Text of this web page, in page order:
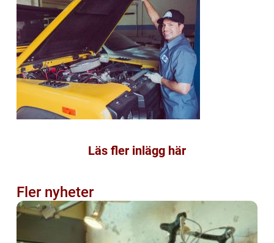
Läs fler inlägg här
Fler nyheter